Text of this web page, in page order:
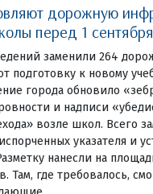
дорожную
перед 1 сентября
заменили 264
подготовку к новому
города обновило
и надписи
возле школ. Всего
указателя и
нанесли на
Там, где требовалось,